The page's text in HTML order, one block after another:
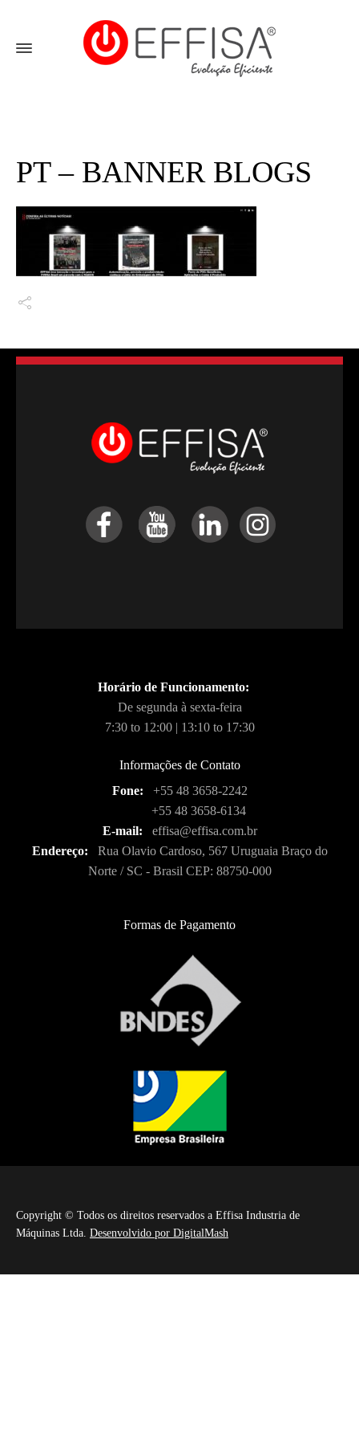
PT – BANNER BLOGS
Horário de Funcionamento:
De segunda à sexta-feira
7:30 to 12:00 | 13:10 to 17:30
Informações de Contato
Fone:
+55 48 3658-2242
+55 48 3658-6134
E-mail:
effisa@effisa.com.br
Endereço:
Rua Olavio Cardoso, 567 Uruguaia Braço do
Norte / SC - Brasil CEP: 88750-000
Formas de Pagamento
Copyright © Todos os direitos reservados a Effisa Industria de
Máquinas Ltda. Desenvolvido por DigitalMash